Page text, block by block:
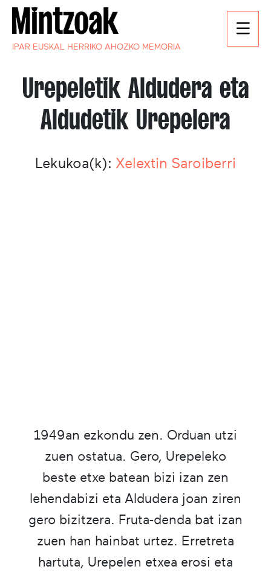
IPAR EUSKAL HERRIKO AHOZKO MEMORIA
Urepeletik Aldudera eta
Aldudetik Urepelera
Lekukoa(k): Xelextin Saroiberri
1949an ezkondu zen. Orduan utzi
zuen ostatua. Gero, Urepeleko
beste etxe batean bizi izan zen
lehendabizi eta Aldudera joan ziren
gero bizitzera. Fruta-denda bat izan
zuen han hainbat urtez. Erretreta
hartuta, Urepelen etxea erosi eta